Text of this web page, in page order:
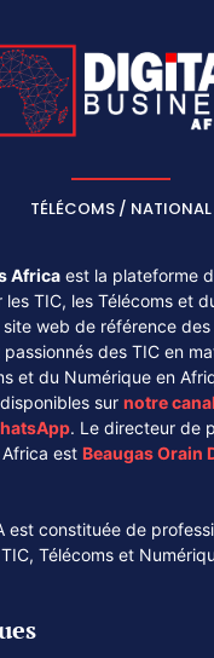
TÉLÉCOMS / NATIONAL
Africa est la plateforme
TIC, les Télécoms et
web de référence
des TIC en
et du Numérique en
sur notre canal
. Le directeur de
est Beaugas Orain
est constituée de
Télécoms et